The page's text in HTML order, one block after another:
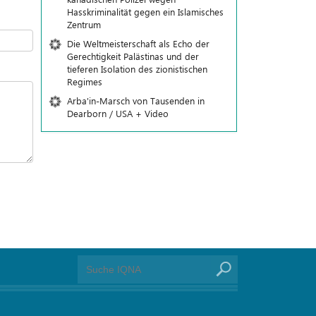
Hasskriminalität gegen ein Islamisches
Zentrum
Die Weltmeisterschaft als Echo der
Gerechtigkeit Palästinas und der
tieferen Isolation des zionistischen
Regimes
Arba'in-Marsch von Tausenden in
Dearborn / USA + Video